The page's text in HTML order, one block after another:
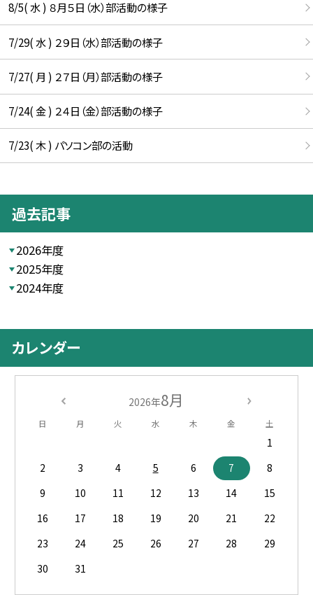
8/5( 水 ) ８月５日（水）部活動の様子
7/29( 水 ) ２９日（水）部活動の様子
7/27( 月 ) ２７日（月）部活動の様子
7/24( 金 ) ２４日（金）部活動の様子
7/23( 木 ) パソコン部の活動
過去記事
2026年度
2025年度
2024年度
カレンダー
2026年8月
日 月 火 水 木 金 土
1
2
3 4 5 6 7
8
9
10 11 12 13 14
15
16
17 18 19 20 21
22
23
24 25 26 27 28
29
30
31